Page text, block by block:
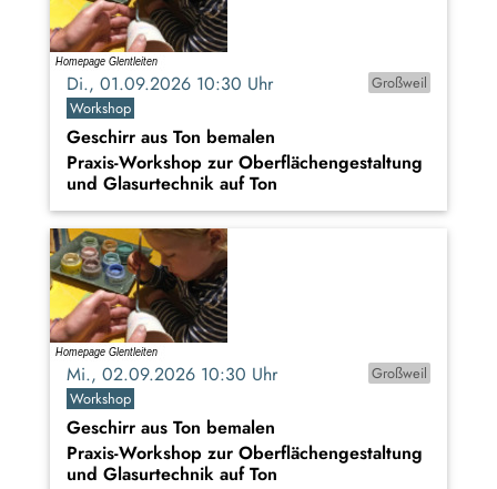
Di., 01.09.2026 10:30 Uhr
Großweil
Workshop
Geschirr aus Ton bemalen
Praxis-Workshop zur Oberflächengestaltung
und Glasurtechnik auf Ton
Mi., 02.09.2026 10:30 Uhr
Großweil
Workshop
Geschirr aus Ton bemalen
Praxis-Workshop zur Oberflächengestaltung
und Glasurtechnik auf Ton